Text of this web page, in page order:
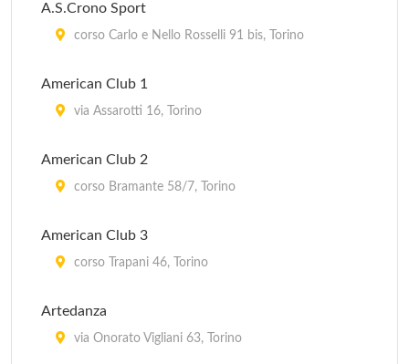
A.S.Crono Sport
corso Carlo e Nello Rosselli 91 bis, Torino
American Club 1
via Assarotti 16, Torino
American Club 2
corso Bramante 58/7, Torino
American Club 3
corso Trapani 46, Torino
Artedanza
via Onorato Vigliani 63, Torino